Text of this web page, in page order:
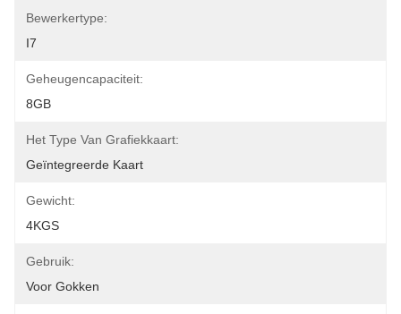
Bewerkertype:
I7
Geheugencapaciteit:
8GB
Het Type Van Grafiekkaart:
Geïntegreerde Kaart
Gewicht:
4KGS
Gebruik:
Voor Gokken